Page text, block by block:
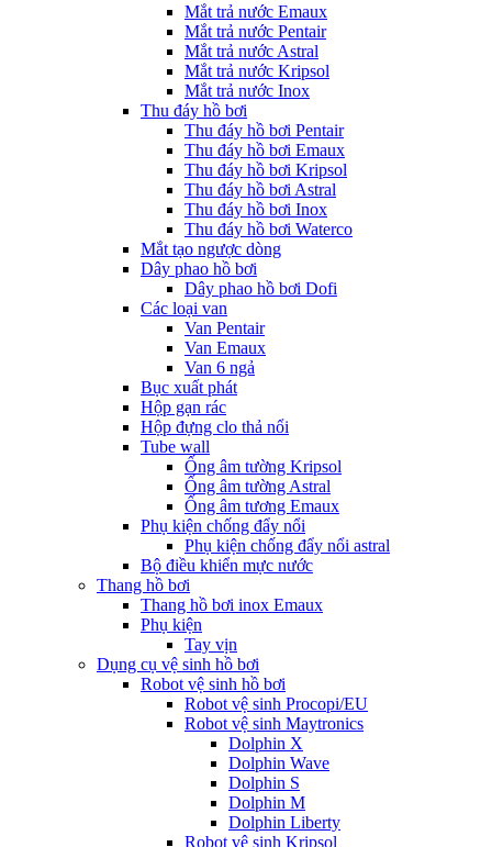
Mắt trả nước Emaux
Mắt trả nước Pentair
Mắt trả nước Astral
Mắt trả nước Kripsol
Mắt trả nước Inox
Thu đáy hồ bơi
Thu đáy hồ bơi Pentair
Thu đáy hồ bơi Emaux
Thu đáy hồ bơi Kripsol
Thu đáy hồ bơi Astral
Thu đáy hồ bơi Inox
Thu đáy hồ bơi Waterco
Mắt tạo ngược dòng
Dây phao hồ bơi
Dây phao hồ bơi Dofi
Các loại van
Van Pentair
Van Emaux
Van 6 ngả
Bục xuất phát
Hộp gạn rác
Hộp đựng clo thả nổi
Tube wall
Ống âm tường Kripsol
Ống âm tường Astral
Ống âm tương Emaux
Phụ kiện chống đẩy nổi
Phụ kiện chống đẩy nổi astral
Bộ điều khiển mực nước
Thang hồ bơi
Thang hồ bơi inox Emaux
Phụ kiện
Tay vịn
Dụng cụ vệ sinh hồ bơi
Robot vệ sinh hồ bơi
Robot vệ sinh Procopi/EU
Robot vệ sinh Maytronics
Dolphin X
Dolphin Wave
Dolphin S
Dolphin M
Dolphin Liberty
Robot vệ sinh Kripsol